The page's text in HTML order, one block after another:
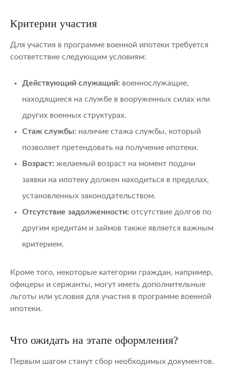
Критерии участия
Для участия в программе военной ипотеки требуется
соответствие следующим условиям:
Действующий служащий: военнослужащие,
находящиеся на службе в вооруженных силах или
других военных структурах.
Стаж службы: наличие стажа службы, который
позволяет претендовать на получение ипотеки.
Возраст: желаемый возраст на момент подачи
заявки на ипотеку должен находиться в пределах,
установленных законодательством.
Отсутствие задолженности: отсутствие долгов по
другим кредитам и займов также является важным
критерием.
Кроме того, некоторые категории граждан, например,
офицеры и сержанты, могут иметь дополнительные
льготы или условия для участия в программе военной
ипотеки.
Что ожидать на этапе оформления?
Первым шагом станут сбор необходимых документов.